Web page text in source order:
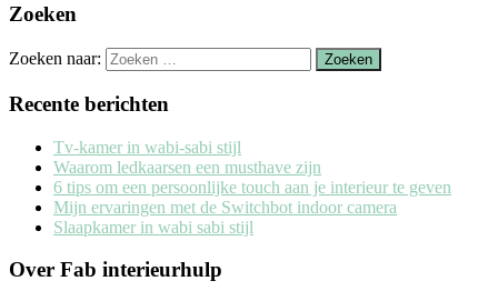
Zoeken
Zoeken naar:
Recente berichten
Tv-kamer in wabi-sabi stijl
Waarom ledkaarsen een musthave zijn
6 tips om een persoonlijke touch aan je interieur te geven
Mijn ervaringen met de Switchbot indoor camera
Slaapkamer in wabi sabi stijl
Over Fab interieurhulp